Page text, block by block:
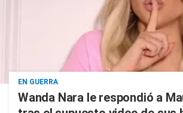
EN GUERRA
Wanda Nara le respondió a